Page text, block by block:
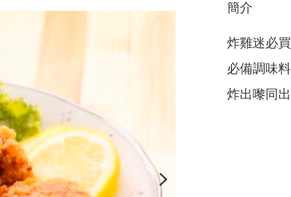
簡介
炸雞迷必買
必備調味料
炸出嚟同